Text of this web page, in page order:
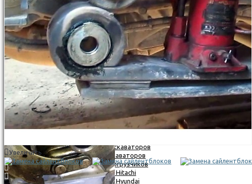
РЕМОНТ ГИДРООБОРУДОВАНИЯ
РЕМОНТ ТОРМОЗНОЙ СИСТЕМЫ ГРУЗОВЫХ АВТОМОБИЛЕЙ
Замена тормозных колодок и накладок грузовиков
Ремонт тормозного суппорта
+
СПЕЦТЕХНИКА
Ремонт гусеничных экскаваторов
Ремонт колесных экскаваторов
Ремонт экскаватор-погрузчиков
Ремонт экскаваторов Hitachi
Ремонт экскаваторов Hyundai
Увеличить